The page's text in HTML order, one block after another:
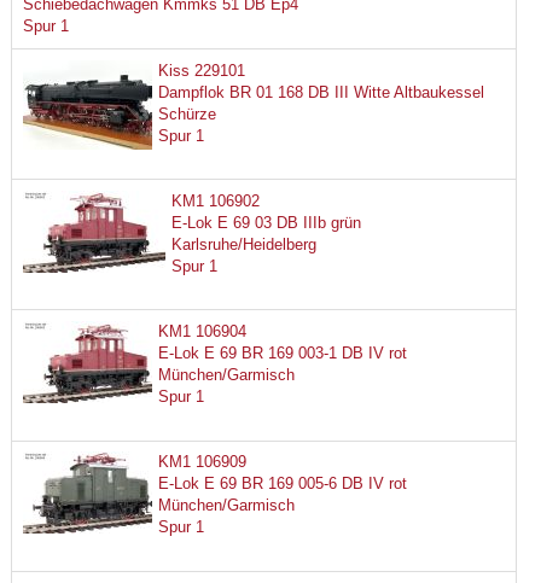
Schiebedachwagen Kmmks 51 DB Ep4
Spur 1
Kiss 229101
Dampflok BR 01 168 DB III Witte Altbaukessel
Schürze
Spur 1
KM1 106902
E-Lok E 69 03 DB IIIb grün
Karlsruhe/Heidelberg
Spur 1
KM1 106904
E-Lok E 69 BR 169 003-1 DB IV rot
München/Garmisch
Spur 1
KM1 106909
E-Lok E 69 BR 169 005-6 DB IV rot
München/Garmisch
Spur 1